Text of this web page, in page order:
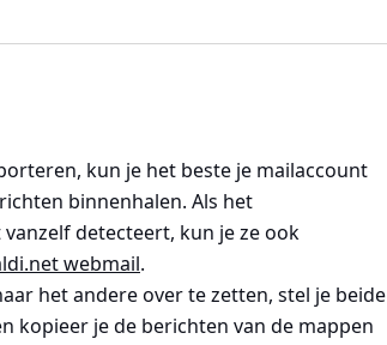
kun je het beste je mailaccount
binnenhalen. Als het
detecteert, kun je ze ook
webmail.
het andere over te zetten, stel je beide
kopieer je de berichten van de mappen